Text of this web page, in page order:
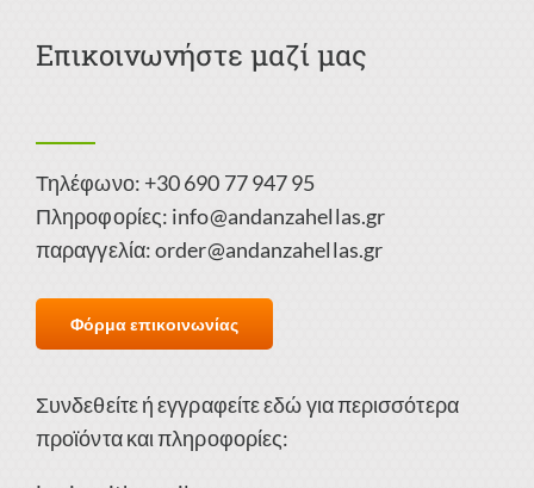
Επικοινωνήστε μαζί μας
Τηλέφωνο: +30 690 77 947 95
Πληροφορίες: info@andanzahellas.gr
παραγγελία:order@andanzahellas.gr
Φόρμα επικοινωνίας
Συνδεθείτε ή εγγραφείτε εδώ για περισσότερα
προϊόντα και πληροφορίες: